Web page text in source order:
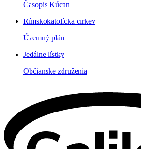
Časopis Kúcan
Rímskokatolícka cirkev
Územný plán
Jedálne lístky
Občianske združenia